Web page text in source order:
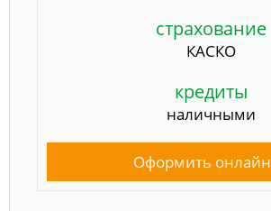
страхование
КАСКО
кредиты
наличными
Оформить онлайн